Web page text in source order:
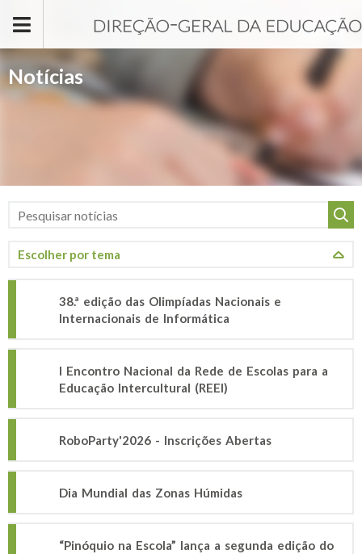
Notícias
38.ª edição das Olimpíadas Nacionais e
Internacionais de Informática
I Encontro Nacional da Rede de Escolas para a
Educação Intercultural (REEI)
RoboParty'2026 - Inscrições Abertas
Dia Mundial das Zonas Húmidas
“Pinóquio na Escola” lança a segunda edição do